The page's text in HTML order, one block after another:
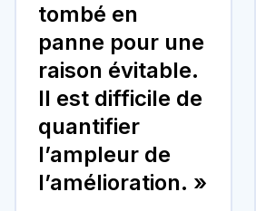
tombé en
panne pour une
raison évitable.
Il est difficile de
quantifier
l’ampleur de
l’amélioration. »